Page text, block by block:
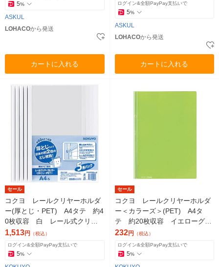
5%
ASKUL
LOHACOから発送
カートに入れる
ログイン&全額PayPay支払いで
5%
ASKUL
LOHACOから発送
カートに入れる
セール
コクヨ レールクリヤーホルダ
ー(厚とじ・PET) A4タテ 約4
0枚収容 白 レール式クリア
ホルダー フ-WTP760WX5 5
冊：5冊パック×1袋
1,513円 （税込）
ログイン&全額PayPay支払いで
5%
セール
コクヨ レールクリヤーホルダ
ー＜カラーズ＞(PET) A4タ
テ 約20枚収容 イエローグリ
ーン フ-TPC760YG 1冊
232円 （税込）
ログイン&全額PayPay支払いで
5%